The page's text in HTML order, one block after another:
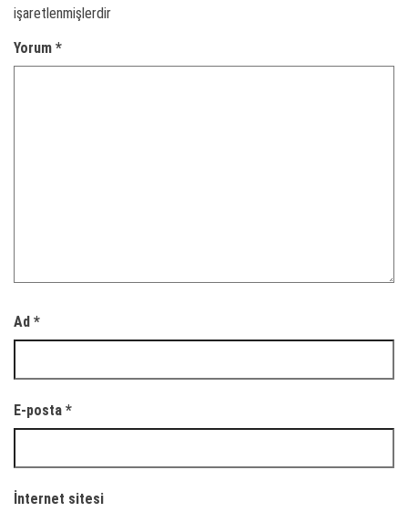
işaretlenmişlerdir
Yorum *
Ad *
E-posta *
İnternet sitesi